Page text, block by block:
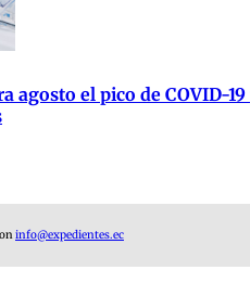
agosto el pico de COVID-
info@expedientes.ec